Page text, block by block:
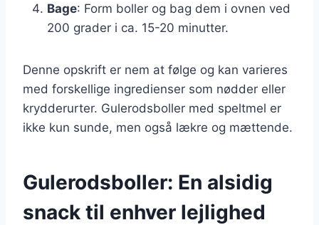
Bage: Form boller og bag dem i ovnen ved
200 grader i ca. 15-20 minutter.
Denne opskrift er nem at følge og kan varieres
med forskellige ingredienser som nødder eller
krydderurter. Gulerodsboller med speltmel er
ikke kun sunde, men også lækre og mættende.
Gulerodsboller: En alsidig
snack til enhver lejlighed